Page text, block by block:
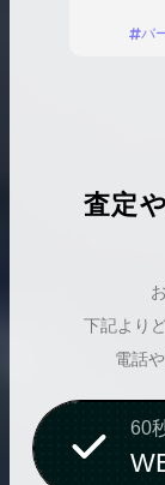
バ
査定
下記より
電話
60